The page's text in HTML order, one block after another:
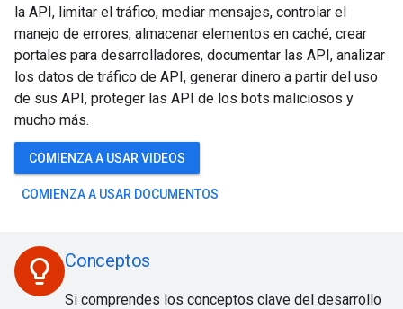
la API, limitar el tráfico, mediar mensajes, controlar el
manejo de errores, almacenar elementos en caché, crear
portales para desarrolladores, documentar las API, analizar
los datos de tráfico de API, generar dinero a partir del uso
de sus API, proteger las API de los bots maliciosos y
mucho más.
COMIENZA A USAR VIDEOS
COMIENZA A USAR DOCUMENTOS
lightbulb_outline Conceptos
Si comprendes los conceptos clave del desarrollo